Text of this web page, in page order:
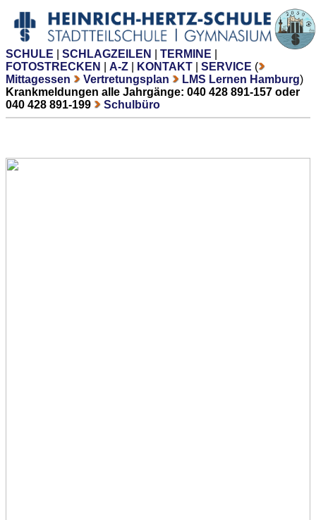
SCHULE SCHLAGZEILEN TERMINE
FOTOSTRECKEN
A-Z KONTAKT SERVICE (
Mittagessen
Vertretungsplan LMS Lernen Hamburg)
Krankmeldungen alle Jahrgänge: 040 428 891-157 oder
040 428 891-199
Schulbüro